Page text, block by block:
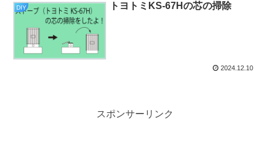
DIY トヨトミKS-67Hの芯の掃除
2024.12.10
スポンサーリンク